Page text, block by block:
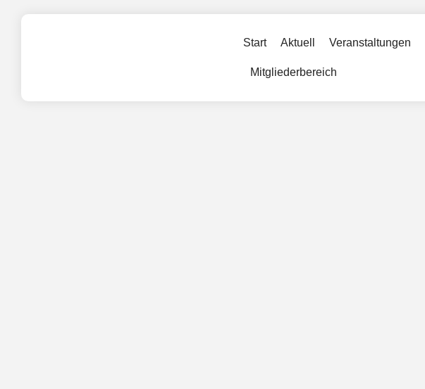
Start Aktuell Veranstaltungen
Mitgliederbereich